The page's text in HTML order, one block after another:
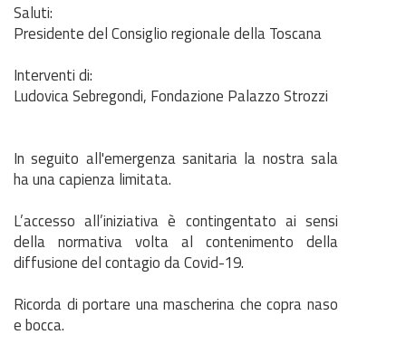
Saluti:
Presidente del Consiglio regionale della Toscana
Interventi di:
Ludovica Sebregondi, Fondazione Palazzo Strozzi
In seguito all'emergenza sanitaria la nostra sala
ha una capienza limitata.
L’accesso all’iniziativa è contingentato ai sensi
della normativa volta al contenimento della
diffusione del contagio da Covid-19.
Ricorda di portare una mascherina che copra naso
e bocca.